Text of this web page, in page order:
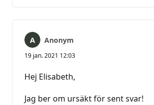
Anonym
19 jan. 2021 12:03
Hej Elisabeth,
Jag ber om ursäkt för sent svar!